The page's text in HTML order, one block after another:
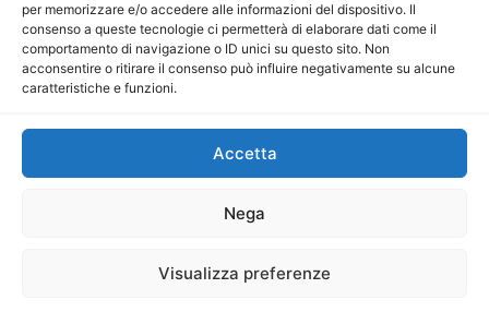
per memorizzare e/o accedere alle informazioni del dispositivo. Il
consenso a queste tecnologie ci permetterà di elaborare dati come il
comportamento di navigazione o ID unici su questo sito. Non
acconsentire o ritirare il consenso può influire negativamente su alcune
caratteristiche e funzioni.
Accetta
Nega
Visualizza preferenze
Direttore Editoriale: Maurizio Scaglione
Direttore Responsabile: Maria Calabrese
P.IVA: 06334930820
Mercurio Comunicazione Società Cooperativa a r.l. è
iscritta al Registro degli Operatori di Comunicazione al
Sito gestito daLa Digitale srl–info@ladigitale.it